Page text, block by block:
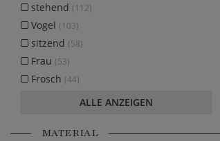
stehend (112)
Vogel (103)
sitzend (58)
Frau (53)
Frosch (44)
ALLE ANZEIGEN
MATERIAL